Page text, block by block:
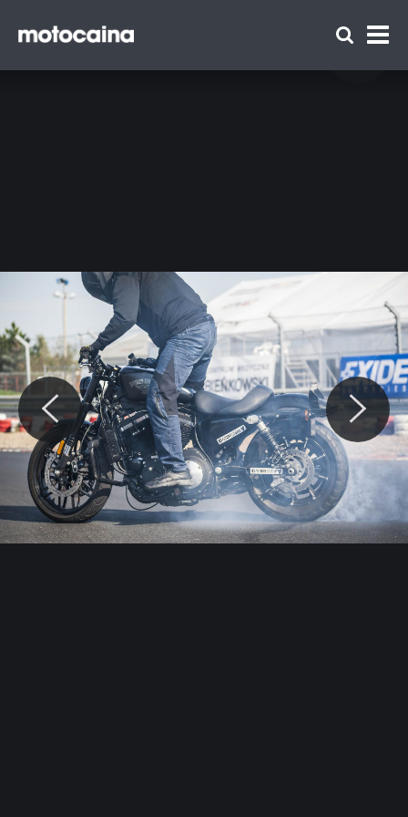
Harley Track Day 2017 – tor Słomczyn -
zdjęcie 75
Polityka prywatności
Reklama
Kontakt
© Motocaina.pl All rights reserved.